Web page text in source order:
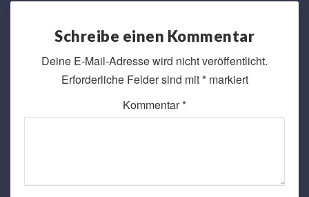
Schreibe einen Kommentar
Deine E-Mail-Adresse wird nicht veröffentlicht.
Erforderliche Felder sind mit*markiert
Kommentar*